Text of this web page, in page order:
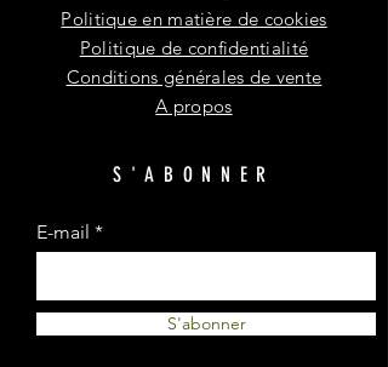
Politique en matière de cookies
Politique de confidentialité
Conditions générales de vente
A propos
S'ABONNER
E-mail
S'abonner